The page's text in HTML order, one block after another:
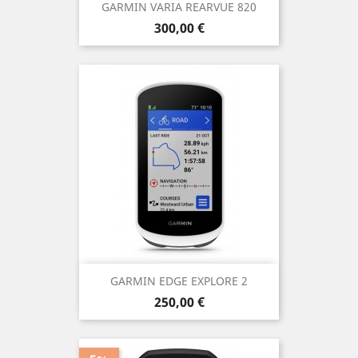
GARMIN VARIA REARVUE 820
Prix
300,00 €
GARMIN EDGE EXPLORE 2
Prix
250,00 €